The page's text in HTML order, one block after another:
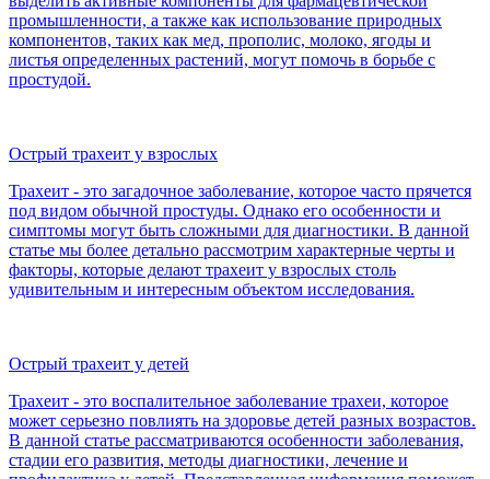
промышленности, а также как использование природных
компонентов, таких как мед, прополис, молоко, ягоды и
листья определенных растений, могут помочь в борьбе с
простудой.
Острый трахеит у взрослых
Трахеит - это загадочное заболевание, которое часто прячется
под видом обычной простуды. Однако его особенности и
симптомы могут быть сложными для диагностики. В данной
статье мы более детально рассмотрим характерные черты и
факторы, которые делают трахеит у взрослых столь
удивительным и интересным объектом исследования.
Острый трахеит у детей
Трахеит - это воспалительное заболевание трахеи, которое
может серьезно повлиять на здоровье детей разных возрастов.
В данной статье рассматриваются особенности заболевания,
стадии его развития, методы диагностики, лечение и